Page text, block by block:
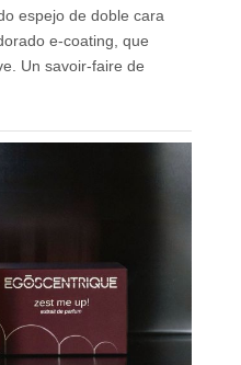
espejo de doble cara
e-coating, que
Un savoir-faire de